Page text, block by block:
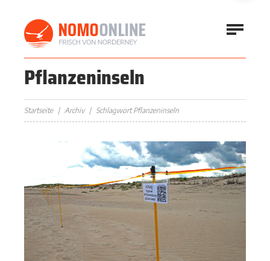
Pflanzeninseln
Startseite Archiv Schlagwort Pflanzeninseln